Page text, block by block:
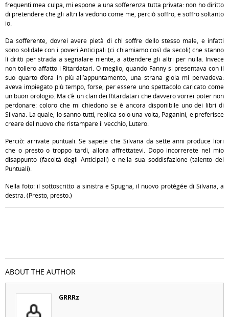
frequenti mea culpa, mi espone a una sofferenza tutta privata: non ho diritto
di pretendere che gli altri la vedono come me, perciò soffro, e soffro soltanto
io.
Da sofferente, dovrei avere pietà di chi soffre dello stesso male, e infatti
sono solidale con i poveri Anticipali (ci chiamiamo così da secoli) che stanno
lì dritti per strada a segnalare niente, a attendere gli altri per nulla. Invece
non tollero affatto i Ritardatari. O meglio, quando Fanny si presentava con il
suo quarto d’ora in più all’appuntamento, una strana gioia mi pervadeva:
aveva impiegato più tempo, forse, per essere uno spettacolo caricato come
un buon orologio. Ma c’è un clan dei Ritardatari che davvero vorrei poter non
perdonare: coloro che mi chiedono se è ancora disponibile uno dei libri di
Silvana. La quale, lo sanno tutti, replica solo una volta, Paganini, e preferisce
creare del nuovo che ristampare il vecchio, Lutero.
Perciò: arrivate puntuali. Se sapete che Silvana da sette anni produce libri
che o presto o troppo tardi, allora affrettatevi. Dopo incorrerete nel mio
disappunto (facoltà degli Anticipali) e nella sua soddisfazione (talento dei
Puntuali).
Nella foto: il sottoscritto a sinistra e Spugna, il nuovo protégée di Silvana, a
destra. (Presto, presto.)
ABOUT THE AUTHOR
GRRRz